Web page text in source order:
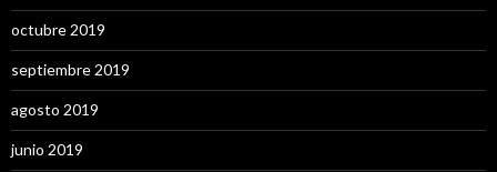
octubre 2019
septiembre 2019
agosto 2019
junio 2019